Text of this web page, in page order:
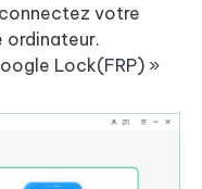
votre
ordinateur.
Lock(FRP) »